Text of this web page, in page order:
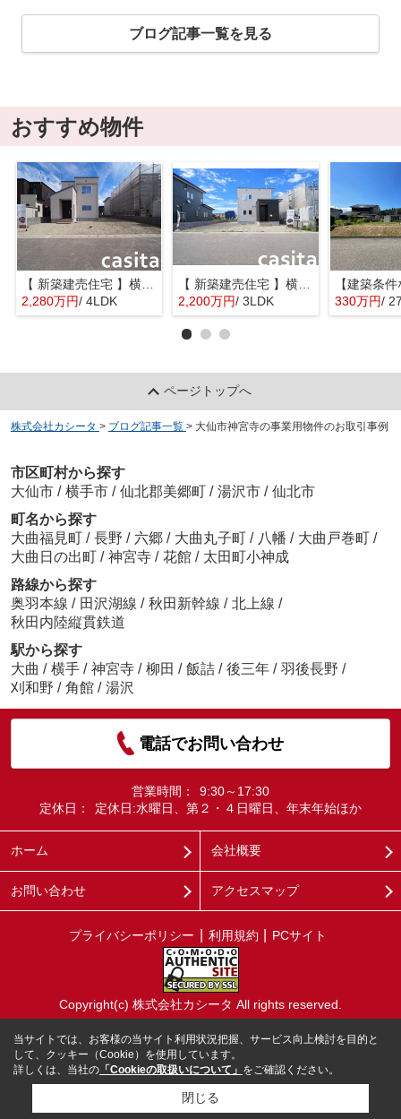
ブログ記事一覧を見る
おすすめ物件
【 新築建売住宅 】横手市八幡字長者町No58 横手北小学校区のオール電化 4LDK
2,280万円/ 4LDK
【 新築建売住宅 】横手市八幡字長者町No50 横手北小学校区のオール電化 3LDK
2,200万円/ 3LDK 330万円/
ページトップへ
株式会社カシータ > ブログ記事一覧 > 大仙市神宮寺の事業用物件のお取引事例
市区町村から探す
大仙市 / 横手市 / 仙北郡美郷町 / 湯沢市 / 仙北市
町名から探す
大曲福見町 / 長野 / 六郷 / 大曲丸子町 / 八幡 / 大曲戸巻町 /
大曲日の出町 / 神宮寺 / 花館 / 太田町小神成
路線から探す
奥羽本線 / 田沢湖線 / 秋田新幹線 / 北上線 /
秋田内陸縦貫鉄道
駅から探す
大曲 / 横手 / 神宮寺 / 柳田 / 飯詰 / 後三年 / 羽後長野 /
刈和野 / 角館 / 湯沢
電話でお問い合わせ
営業時間：
9:30～17:30
定休日：
定休日:水曜日、第２・４日曜日、年末年始ほか
ホーム 会社概要
お問い合わせ アクセスマップ
プライバシーポリシー 利用規約 PCサイト
Copyright(c) 株式会社カシータ All rights reserved.
当サイトでは、お客様の当サイト利用状況把握、サービス向上検討を目的と
して、クッキー（Cookie）を使用しています。
詳しくは、当社の 「Cookieの取扱いについて」 をご確認ください。
閉じる